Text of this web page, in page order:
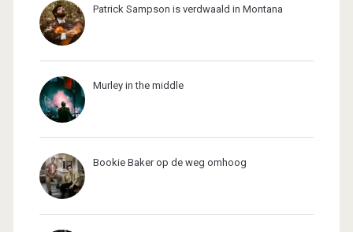
Patrick Sampson is verdwaald in Montana
Murley in the middle
Bookie Baker op de weg omhoog